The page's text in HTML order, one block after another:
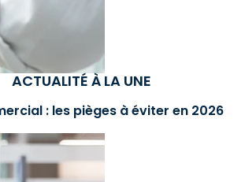
ACTUALITÉ À LA UNE
: les pièges à éviter en 2026